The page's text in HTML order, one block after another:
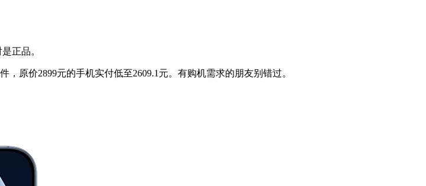
正品。
原价2899元的手机实付低至2609.1元。有购机需求的朋友别错过。